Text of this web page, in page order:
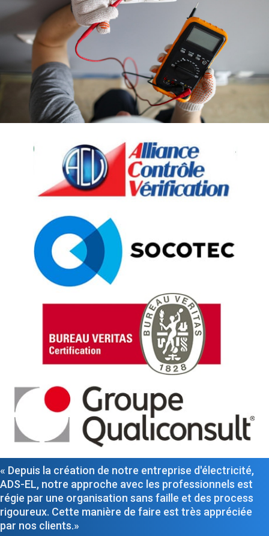
« Depuis la création de notre entreprise d'électricité,
ADS-EL, notre approche avec les professionnels est
régie par une organisation sans faille et des process
rigoureux. Cette manière de faire est très appréciée
par nos clients.»